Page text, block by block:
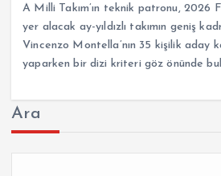
A Milli Takım’ın teknik patronu, 2026
yer alacak ay-yıldızlı takımın geniş
Vincenzo Montella’nın 35 kişilik aday
yaparken bir dizi kriteri göz önünde
Ara